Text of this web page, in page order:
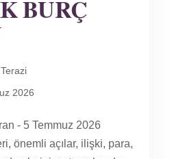
BURÇ
2026
- 5 Temmuz 2026
önemli açılar, ilişki, para,